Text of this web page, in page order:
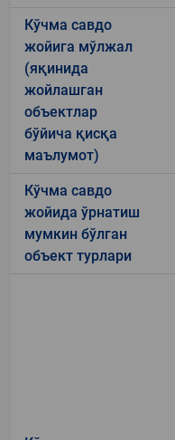
Кўчма савдо
жойига мўлжал
(яқинида
жойлашган
объектлар
бўйича қисқа
маълумот)
Кўчма савдо
жойида ўрнатиш
мумкин бўлган
объект турлари